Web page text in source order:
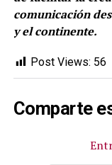
comunicación
y el continente.
Post Views: 56
Comparte